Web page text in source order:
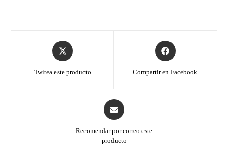
Twitea este producto Compartir en Facebook
Recomendar por correo este
producto